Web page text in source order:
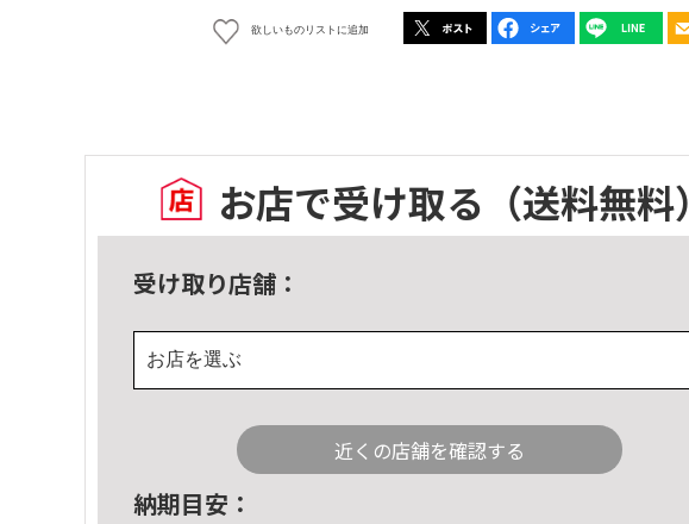
欲しいものリストに追加
お店で受け取る （送料無料）
受け取り店舗：
お店を選ぶ
近くの店舗を確認する
納期目安：